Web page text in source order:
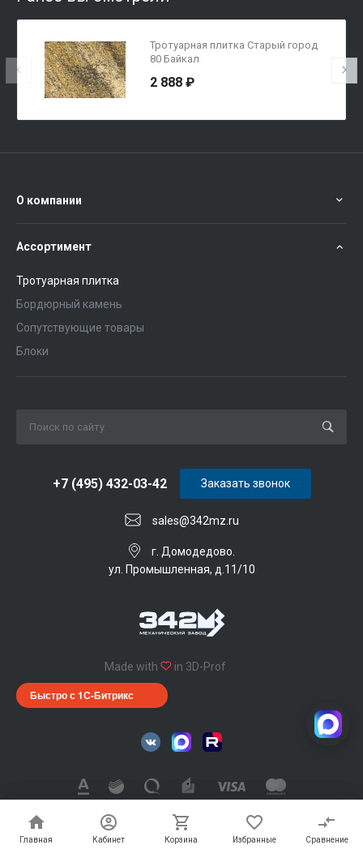
Главная Кабинет Корзина Избранные Сравнение
Главная Кабинет Корзина Избранные Сравнение
Тротуарная плитка Старый город
80 Байкал
2 888 ₽
О компании
Ассортимент
Тротуарная плитка
Бордюрный камень
Сопутствующие товары
Блоки
sales@342mz.ru
+7 (495) 432-03-42
г. Домодедово.
ул. Промышленная, д.11/10
Заказать звонок
Made with in 3D-Prof
Быстро с 1С-Битрикс
342 Механический завод © 2026, Все права защищены